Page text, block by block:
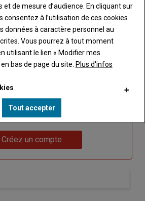
Je me connecte
n'êtes pas abonné(e)
formule et créez votre
à tout Caracterres.
Créez un compte
et de mesure d’audience. En cliquant sur
consentez à l’utilisation de ces cookies
données à caractère personnel au
Vous pourrez à tout moment
utilisant le lien « Modifier mes
bas de page du site. Plus d'infos
Tout accepter